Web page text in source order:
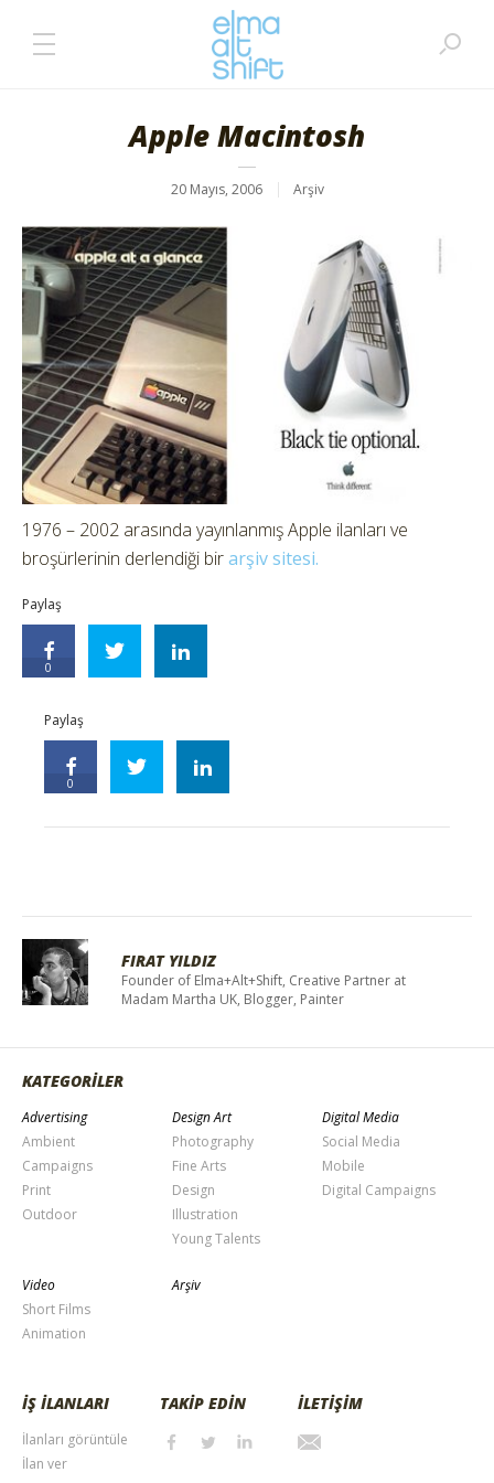
Apple Macintosh
20 Mayıs, 2006 Arşiv
1976 – 2002 arasında yayınlanmış Apple ilanları ve
broşürlerinin derlendiği birarşiv sitesi.
Paylaş
0
Paylaş
0
FIRAT YILDIZ
Founder of Elma+Alt+Shift, Creative Partner at
Madam Martha UK, Blogger, Painter
KATEGORİLER
Advertising
Ambient
Campaigns
Print
Outdoor
Design Art
Photography
Fine Arts
Design
Illustration
Young Talents
Digital Media
Social Media
Mobile
Digital Campaigns
Video
Short Films
Animation
Arşiv
İŞ İLANLARI
İlanları görüntüle
İlan ver
TAKİP EDİN İLETİŞİM